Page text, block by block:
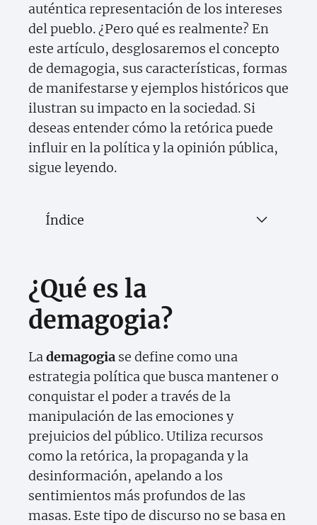
auténtica representación de los intereses
del pueblo. ¿Pero qué es realmente? En
este artículo, desglosaremos el concepto
de demagogia, sus características, formas
de manifestarse y ejemplos históricos que
ilustran su impacto en la sociedad. Si
deseas entender cómo la retórica puede
influir en la política y la opinión pública,
sigue leyendo.
Índice
¿Qué es la
demagogia?
Lademagogia se define como una
estrategia política que busca mantener o
conquistar el poder a través de la
manipulación de las emociones y
prejuicios del público. Utiliza recursos
como la retórica, la propaganda y la
desinformación, apelando a los
sentimientos más profundos de las
masas. Este tipo de discurso no se basa en